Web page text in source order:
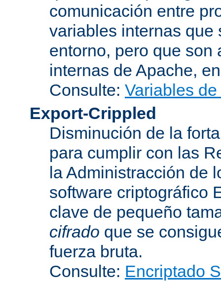
comunicación entre
variables internas que
entorno, pero que son
internas de Apache,
Consulte: Variables
Export-Crippled
Disminución de la
para cumplir con las
la Administracción de
software criptográfico
clave de pequeño
cifrado que se
fuerza bruta.
Consulte: Encriptado